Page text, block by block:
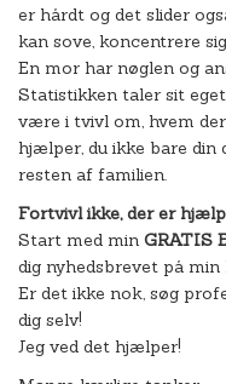
er hårdt og det slider
kan sove, koncentrere
En mor har nøglen og
Statistikken taler sit
være i tvivl om, hvem
hjælper, du ikke bare
resten af familien.
Fortvivl ikke, der er
Start med min GRATIS
dig nyhedsbrevet på min
Er det ikke nok, søg
dig selv!
Jeg ved det hjælper!